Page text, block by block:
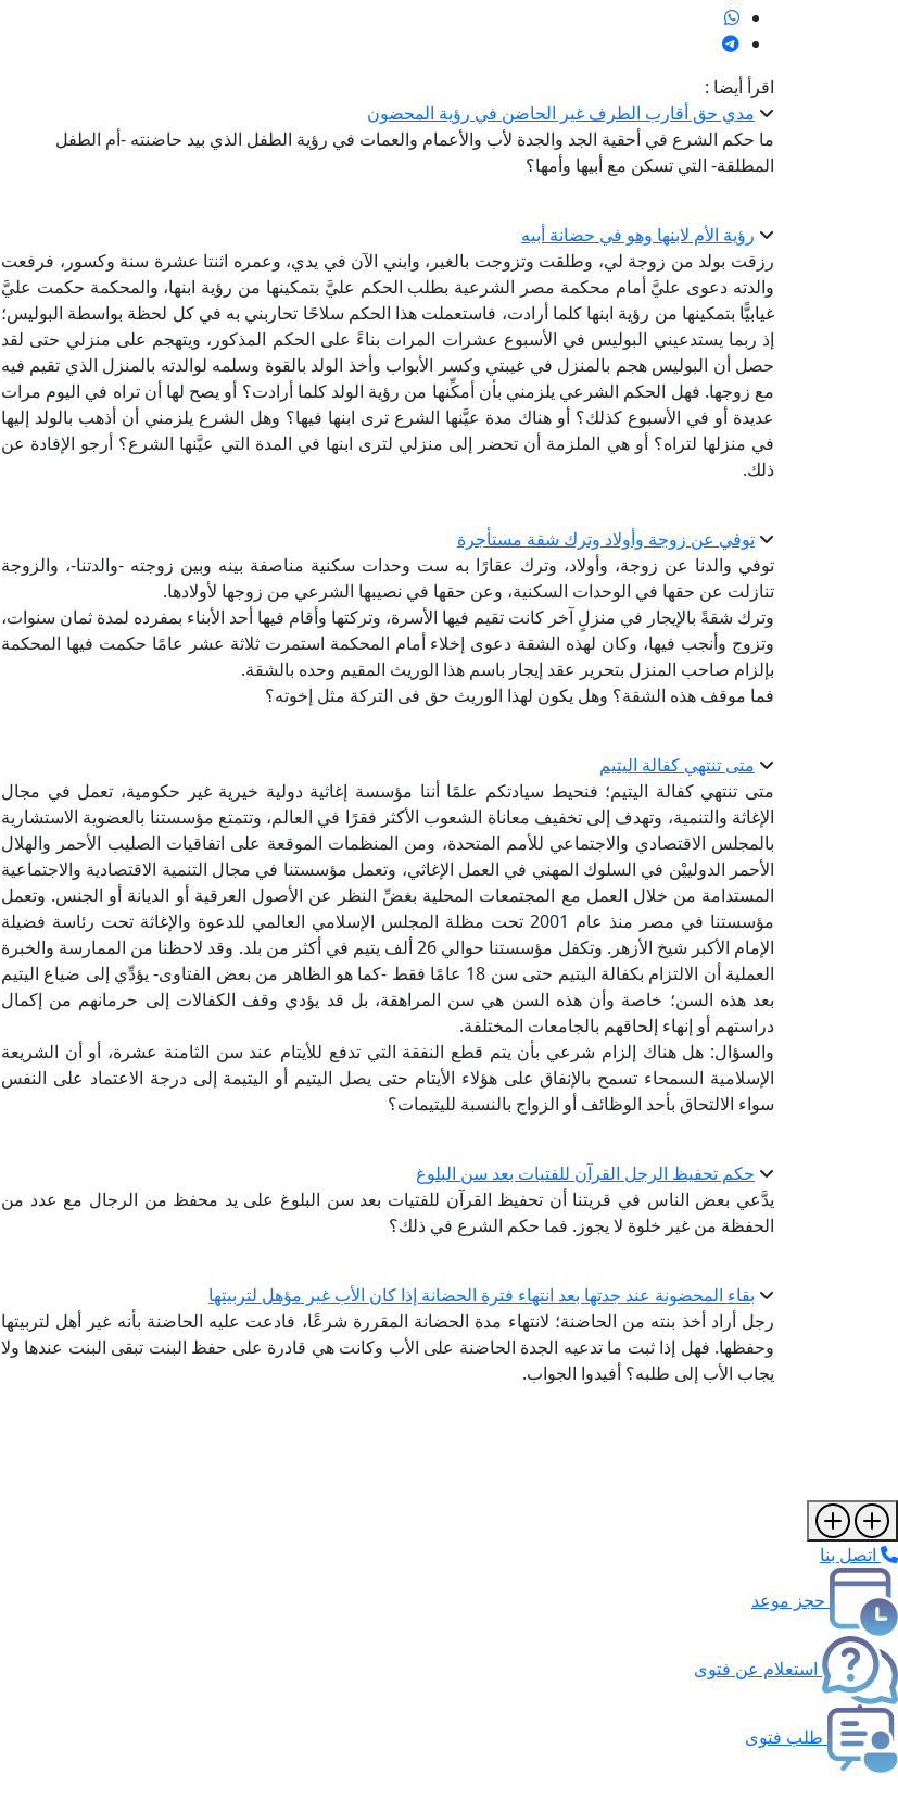
اقرأ أيضا :
مدي حق أقارب الطرف غير الحاضن في رؤية المحضون
ما حكم الشرع في أحقية الجد والجدة لأب والأعمام والعمات في رؤية الطفل الذي بيد حاضنته -أم الطفل
المطلقة- التي تسكن مع أبيها وأمها؟
رؤية الأم لابنها وهو في حضانة أبيه
‏رزقت بولد من زوجة ‏لي، وطلقت وتزوجت ‏بالغير، وابني الآن في ‏يدي، وعمره اثنتا عشرة ‏سنة وكسور، فرفعت
‏والدته دعوى عليَّ أمام ‏محكمة مصر الشرعية ‏بطلب الحكم عليَّ ‏بتمكينها من رؤية ابنها، ‏والمحكمة حكمت ‏عليَّ
غيابيًّا بتمكينها من ‏رؤية ابنها كلما أرادت، ‏فاستعملت هذا الحكم ‏سلاحًا تحاربني به في ‏كل لحظة بواسطة ‏البوليس؛
إذ ربما ‏يستدعيني البوليس في ‏الأسبوع عشرات ‏المرات بناءً على ‏الحكم المذكور، ‏ويتهجم على منزلي ‏حتى لقد
حصل أن ‏البوليس هجم بالمنزل ‏في غيبتي وكسر ‏الأبواب وأخذ الولد ‏بالقوة وسلمه لوالدته ‏بالمنزل الذي تقيم فيه
‏مع زوجها. فهل الحكم ‏الشرعي يلزمني بأن ‏أمكِّنها من رؤية الولد ‏كلما أرادت؟ أو يصح لها ‏أن تراه في اليوم مرات
‏عديدة أو في الأسبوع ‏كذلك؟ أو هناك مدة ‏عيَّنها الشرع ترى ابنها ‏فيها؟ وهل الشرع ‏يلزمني أن أذهب ‏بالولد إليها
في منزلها ‏لتراه؟ أو هي الملزمة ‏أن تحضر إلى منزلي ‏لترى ابنها في المدة ‏التي عيَّنها الشرع؟ أرجو ‏الإفادة عن
ذلك.
توفي عن زوجة وأولاد وترك شقة مستأجرة
توفي والدنا عن زوجة، وأولاد، وترك عقارًا به ست وحدات سكنية مناصفة بينه وبين زوجته -والدتنا-، والزوجة
تنازلت عن حقها في الوحدات السكنية، وعن حقها في نصيبها الشرعي من زوجها لأولادها.
وترك شقةً بالإيجار في منزلٍ آخر كانت تقيم فيها الأسرة، وتركتها وأقام فيها أحد الأبناء بمفرده لمدة ثمان سنوات،
وتزوج وأنجب فيها، وكان لهذه الشقة دعوى إخلاء أمام المحكمة استمرت ثلاثة عشر عامًا حكمت فيها المحكمة
بإلزام صاحب المنزل بتحرير عقد إيجار باسم هذا الوريث المقيم وحده بالشقة.
فما موقف هذه الشقة؟ وهل يكون لهذا الوريث حق فى التركة مثل إخوته؟
متى تنتهي كفالة اليتيم
متى تنتهي كفالة اليتيم؛ فنحيط سيادتكم علمًا أننا مؤسسة إغاثية دولية خيرية غير حكومية، تعمل في مجال
الإغاثة والتنمية، وتهدف إلى تخفيف معاناة الشعوب الأكثر فقرًا في العالم، وتتمتع مؤسستنا بالعضوية الاستشارية
بالمجلس الاقتصادي والاجتماعي للأمم المتحدة، ومن المنظمات الموقعة على اتفاقيات الصليب الأحمر والهلال
الأحمر الدولييْن في السلوك المهني في العمل الإغاثي، وتعمل مؤسستنا في مجال التنمية الاقتصادية والاجتماعية
المستدامة من خلال العمل مع المجتمعات المحلية بغضِّ النظر عن الأصول العرقية أو الديانة أو الجنس. وتعمل
مؤسستنا في مصر منذ عام 2001 تحت مظلة المجلس الإسلامي العالمي للدعوة والإغاثة تحت رئاسة فضيلة
الإمام الأكبر شيخ الأزهر. وتكفل مؤسستنا حوالي 26 ألف يتيم في أكثر من بلد. وقد لاحظنا من الممارسة والخبرة
العملية أن الالتزام بكفالة اليتيم حتى سن 18 عامًا فقط -كما هو الظاهر من بعض الفتاوى- يؤدِّي إلى ضياع اليتيم
بعد هذه السن؛ خاصة وأن هذه السن هي سن المراهقة، بل قد يؤدي وقف الكفالات إلى حرمانهم من إكمال
دراستهم أو إنهاء إلحاقهم بالجامعات المختلفة.
والسؤال: هل هناك إلزام شرعي بأن يتم قطع النفقة التي تدفع للأيتام عند سن الثامنة عشرة، أو أن الشريعة
الإسلامية السمحاء تسمح بالإنفاق على هؤلاء الأيتام حتى يصل اليتيم أو اليتيمة إلى درجة الاعتماد على النفس
سواء الالتحاق بأحد الوظائف أو الزواج بالنسبة لليتيمات؟
حكم تحفيظ الرجل القرآن للفتيات بعد سن البلوغ
يدَّعي بعض الناس في قريتنا أن تحفيظ القرآن للفتيات بعد سن البلوغ على يد محفظ من الرجال مع عدد من
الحفظة من غير خلوة لا يجوز. فما حكم الشرع في ذلك؟
بقاء المحضونة عند جدتها بعد انتهاء فترة الحضانة إذا كان الأب غير مؤهل لتربيتها
رجل أراد أخذ بنته من الحاضنة؛ لانتهاء مدة الحضانة المقررة شرعًا، فادعت عليه الحاضنة بأنه غير أهل لتربيتها
وحفظها. فهل إذا ثبت ما تدعيه الجدة الحاضنة على الأب وكانت هي قادرة على حفظ البنت تبقى البنت عندها ولا
يجاب الأب إلى طلبه؟ أفيدوا الجواب.
اتصل بنا
حجز موعد
استعلام عن فتوى
طلب فتوى